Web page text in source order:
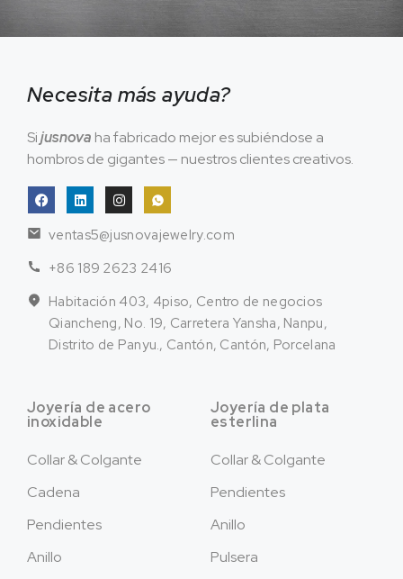
Necesita más ayuda?
Sijusnova ha fabricado mejor es subiéndose a
hombros de gigantes — nuestros clientes creativos.
ventas5@jusnovajewelry.com
+86 189 2623 2416
Habitación 403, 4piso, Centro de negocios
Qiancheng, No. 19, Carretera Yansha, Nanpu,
Distrito de Panyu., Cantón, Cantón, Porcelana
Joyería de acero
inoxidable
Collar & Colgante
Cadena
Pendientes
Anillo
Joyería de plata
esterlina
Collar & Colgante
Pendientes
Anillo
Pulsera